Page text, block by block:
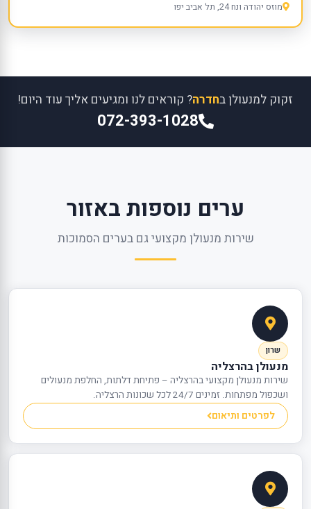
מוזס יהודה ונח 24, תל אביב יפו
זקוק למנעולן בחדרה? קוראים לנו ומגיעים אליך עוד היום!
072-393-1028
ערים נוספות באזור
שירות מנעולן מקצועי גם בערים הסמוכות
שרון
מנעולן בהרצליה
שירות מנעולן מקצועי בהרצליה – פתיחת דלתות, החלפת מנעולים
ושכפול מפתחות. זמינים 24/7 לכל שכונות הרצליה.
לפרטים ותיאום